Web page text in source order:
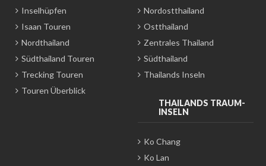
Inselhüpfen
Isaan Touren
Nordthailand
Südthailand Touren
Trecking Touren
Touren Überblick
Nordostthailand
Ostthailand
Zentrales Thailand
Südthailand
Thailands Inseln
THAILANDS TRAUM-
INSELN
Ko Chang
Ko Lan